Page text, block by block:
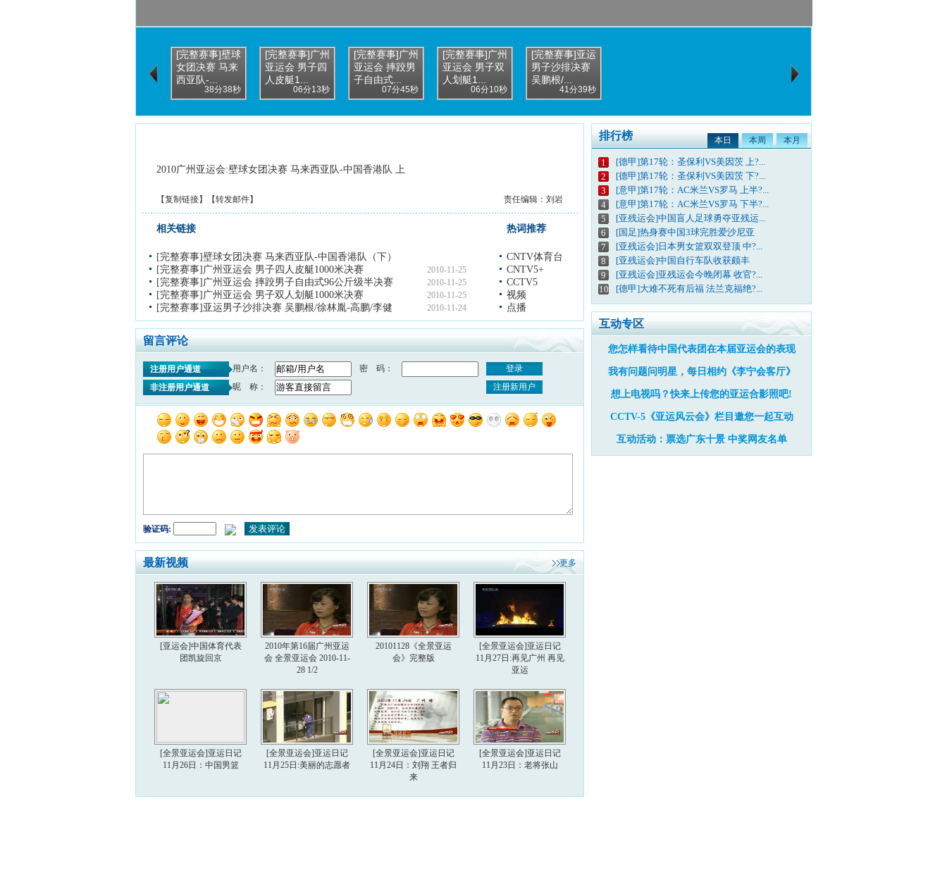
[完整赛事]壁球
女团决赛 马来
西亚队-...
38分38秒
[完整赛事]广州
亚运会 男子四
人皮艇1...
06分13秒
[完整赛事]广州
亚运会 摔跤男
子自由式...
07分45秒
[完整赛事]广州
亚运会 男子双
人划艇1...
06分10秒
[完整赛事]亚运
男子沙排决赛
吴鹏根/...
41分39秒
2010广州亚运会:壁球女团决赛 马来西亚队-中国香港队 上
责任编辑：刘岩
【复制链接】【转发邮件】
相关链接
[完整赛事]壁球女团决赛 马来西亚队-中国香港队（下）
[完整赛事]广州亚运会 男子四人皮艇1000米决赛
2010-11-25
[完整赛事]广州亚运会 摔跤男子自由式96公斤级半决赛 2010-11-25
[完整赛事]广州亚运会 男子双人划艇1000米决赛 2010-11-25
[完整赛事]亚运男子沙排决赛 吴鹏根/徐林胤-高鹏/李健 2010-11-24
热词推荐
CNTV体育台
CNTV5+
CCTV5
视频
点播
留言评论
注册用户通道 用户名： 密 码：
登录
非注册用户通道
昵 称： 注册新用户
验证码:
最新视频 更多
[亚运会]中国体育代表
团凯旋回京
2010年第16届广州亚运
会 全景亚运会 2010-11-
28 1/2
20101128《全景亚运
会》完整版
[全景亚运会]亚运日记
11月27日:再见广州 再见
亚运
[全景亚运会]亚运日记
11月26日：中国男篮
[全景亚运会]亚运日记
11月25日:美丽的志愿者
[全景亚运会]亚运日记
11月24日：刘翔 王者归
来
[全景亚运会]亚运日记
11月23日：老将张山
排行榜 本日 本周 本月
1
[德甲]第17轮：圣保利VS美因茨 上?...
2
[德甲]第17轮：圣保利VS美因茨 下?...
3
[意甲]第17轮：AC米兰VS罗马 上半?...
4
[意甲]第17轮：AC米兰VS罗马 下半?...
5
[亚残运会]中国盲人足球勇夺亚残运...
6
[国足]热身赛中国3球完胜爱沙尼亚
7
[亚残运会]日本男女篮双双登顶 中?...
8
[亚残运会]中国自行车队收获颇丰
9
[亚残运会]亚残运会今晚闭幕 收官?...
10
[德甲]大难不死有后福 法兰克福绝?...
互动专区
您怎样看待中国代表团在本届亚运会的表现
我有问题问明星，每日相约《李宁会客厅》
想上电视吗？快来上传您的亚运合影照吧!
CCTV-5《亚运风云会》栏目邀您一起互动
互动活动：票选广东十景 中奖网友名单